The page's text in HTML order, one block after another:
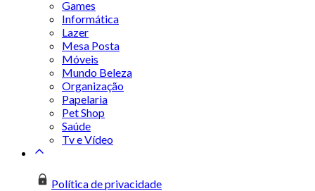
Games
Informática
Lazer
Mesa Posta
Móveis
Mundo Beleza
Organização
Papelaria
Pet Shop
Saúde
Tv e Vídeo
Política de privacidade